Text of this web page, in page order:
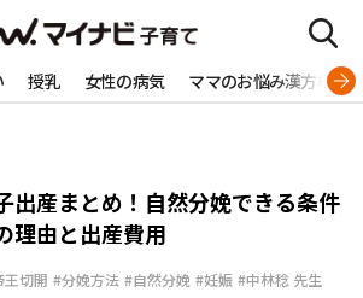
授乳 女性の病気 ママのお悩み漢方相談
出産まとめ！自然分娩できる条件
理由と出産費用
王切開 #分娩方法 #自然分娩 #妊娠 #中林稔 先生